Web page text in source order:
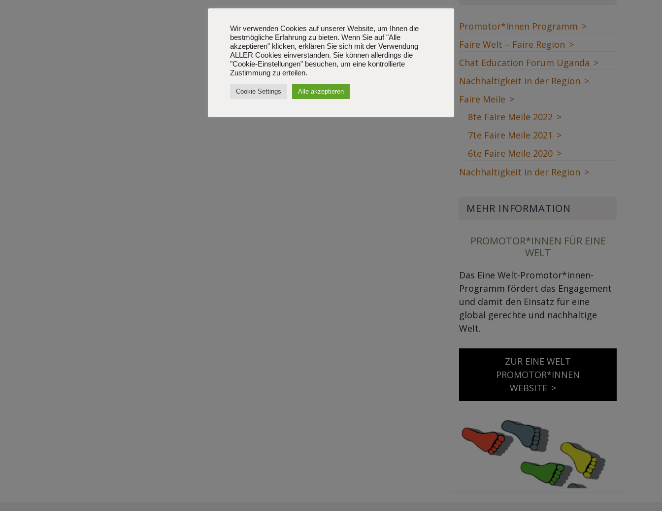
Promotor*Innen Programm
Faire Welt – Faire Region
Chat Education Forum Uganda
Nachhaltigkeit in der Region
Faire Meile
8te Faire Meile 2022
7te Faire Meile 2021
6te Faire Meile 2020
Nachhaltigkeit in der Region
MEHR INFORMATION
PROMOTOR*INNEN FÜR EINE
WELT
Das Eine Welt-Promotor*innen-
Programm fördert das Engagement
und damit den Einsatz für eine
global gerechte und nachhaltige
Welt.
ZUR EINE WELT
PROMOTOR*INNEN
WEBSITE
Wir verwenden Cookies auf unserer Website, um Ihnen die
bestmögliche Erfahrung zu bieten. Wenn Sie auf "Alle
akzeptieren" klicken, erklären Sie sich mit der Verwendung
ALLER Cookies einverstanden. Sie können allerdings die
"Cookie-Einstellungen" besuchen, um eine kontrollierte
Zustimmung zu erteilen.
Cookie Settings Alle akzeptieren